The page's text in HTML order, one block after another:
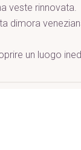
veste rinnovata.
dimora
un luogo